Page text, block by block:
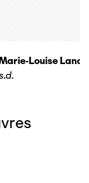
Louise